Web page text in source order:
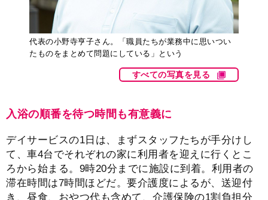
代表の小野寺亨子さん。「職員たちが業務中に思いつい
たものをまとめて問題にしている」という
すべての写真を見る
入浴の順番を待つ時間も有意義に
デイサービスの1日は、まずスタッフたちが手分けし
て、車4台でそれぞれの家に利用者を迎えに行くとこ
ろから始まる。9時20分までに施設に到着。利用者の
滞在時間は7時間ほどだ。要介護度によるが、送迎付
き、昼食、おやつ代も含めて、介護保険の1割負担分